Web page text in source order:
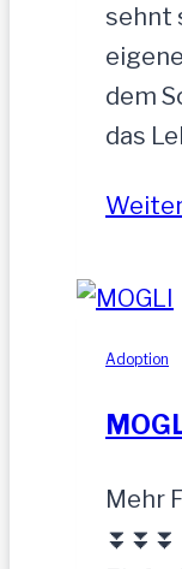
sehnt
dem
das
Adoption
Mehr